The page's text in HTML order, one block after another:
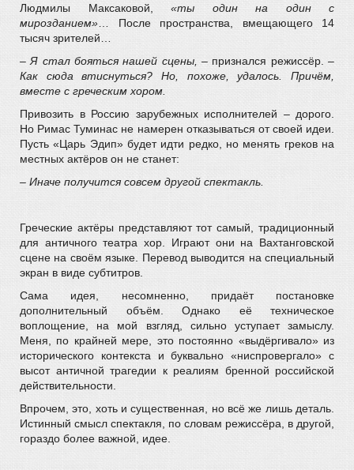
Людмилы Максаковой, «ты один на один с
мирозданием» … После пространства, вмещающего 14
тысяч зрителей…
– Я стал бояться нашей сцены, – признался режиссёр. –
Как сюда втиснуться? Но, похоже, удалось. Причём,
вместе с греческим хором.
Привозить в Россию зарубежных исполнителей – дорого.
Но Римас Туминас не намерен отказываться от своей идеи.
Пусть «Царь Эдип» будет идти редко, но менять греков на
местных актёров он не станет:
– Иначе получится совсем другой спектакль.
Греческие актёры представляют тот самый, традиционный
для античного театра хор. Играют они на Вахтанговской
сцене на своём языке. Перевод выводится на специальный
экран в виде субтитров.
Сама идея, несомненно, придаёт постановке
дополнительный объём. Однако её техническое
воплощение, на мой взгляд, сильно уступает замыслу.
Меня, по крайней мере, это постоянно «выдёргивало» из
исторического контекста и буквально «ниспровергало» с
высот античной трагедии к реалиям бренной российской
действительности.
Впрочем, это, хоть и существенная, но всё же лишь деталь.
Истинный смысл спектакля, по словам режиссёра, в другой,
гораздо более важной, идее.